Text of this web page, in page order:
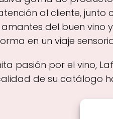
al cliente, junto
del buen vino
en un viaje
pasión por el vino,
de su catálogo